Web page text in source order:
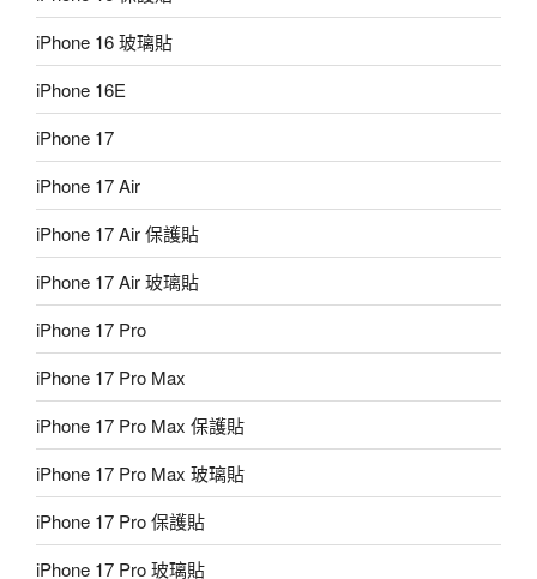
iPhone 16 玻璃貼
iPhone 16E
iPhone 17
iPhone 17 Air
iPhone 17 Air 保護貼
iPhone 17 Air 玻璃貼
iPhone 17 Pro
iPhone 17 Pro Max
iPhone 17 Pro Max 保護貼
iPhone 17 Pro Max 玻璃貼
iPhone 17 Pro 保護貼
iPhone 17 Pro 玻璃貼